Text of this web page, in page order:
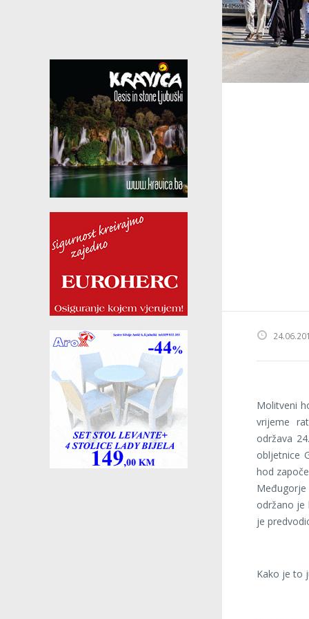
Molitveni
vrijeme
održava
obljetnice
hod
Međugorje
održano je
je
Kako je to